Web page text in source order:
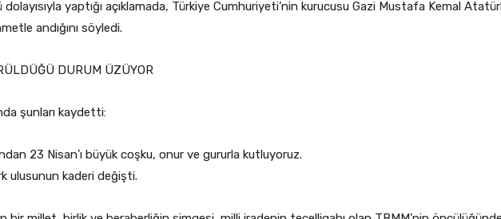
dolayısıyla yaptığı açıklamada, Türkiye Cumhuriyeti’nin kurucusu Gazi Mustafa Kemal
andığını söyledi.
DURUM ÜZÜYOR
şunları kaydetti:
23 Nisan’ı büyük coşku, onur ve gururla kutluyoruz.
ulusunun kaderi değişti.